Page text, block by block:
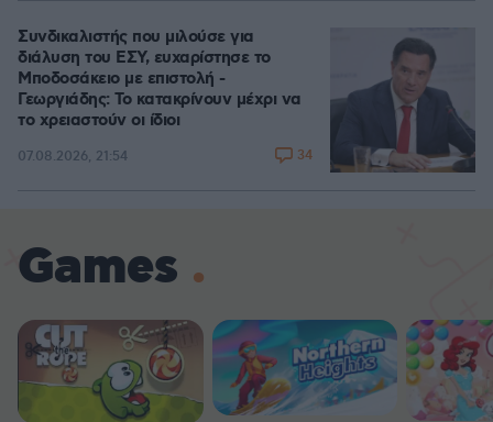
Συνδικαλιστής που μιλούσε για
διάλυση του ΕΣΥ, ευχαρίστησε το
Μποδοσάκειο με επιστολή -
Γεωργιάδης: Το κατακρίνουν μέχρι να
το χρειαστούν οι ίδιοι
07.08.2026, 21:54 34
Games